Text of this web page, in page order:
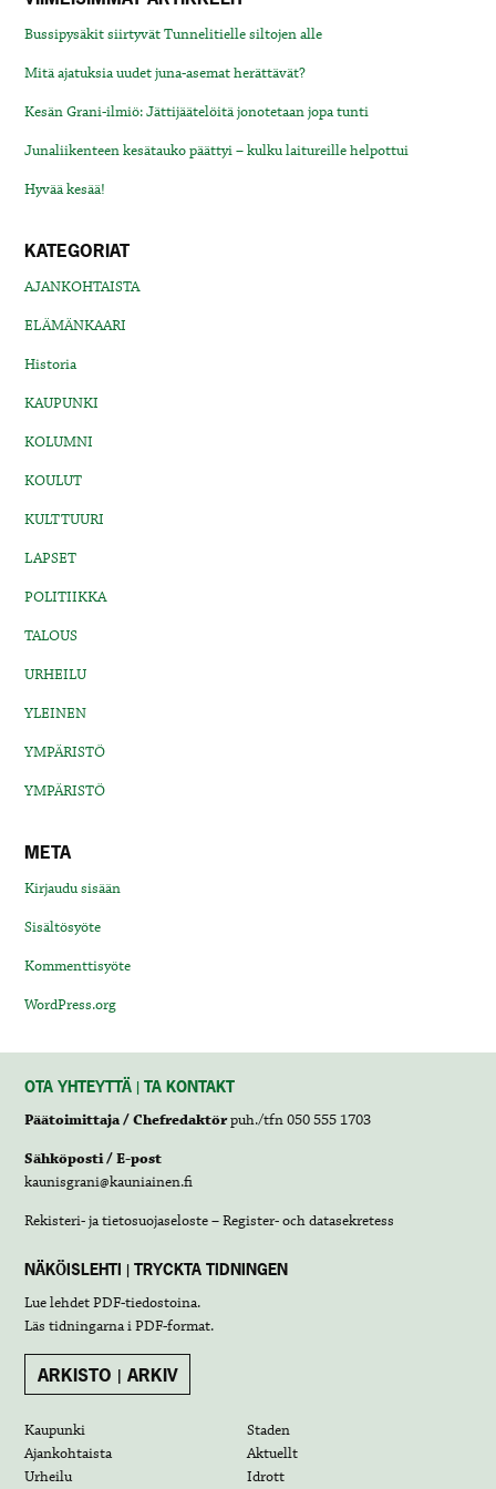
Bussipysäkit siirtyvät Tunnelitielle siltojen alle
Mitä ajatuksia uudet juna-asemat herättävät?
Kesän Grani-ilmiö: Jättijäätelöitä jonotetaan jopa tunti
Junaliikenteen kesätauko päättyi – kulku laitureille helpottui
Hyvää kesää!
KATEGORIAT
AJANKOHTAISTA
ELÄMÄNKAARI
Historia
KAUPUNKI
KOLUMNI
KOULUT
KULTTUURI
LAPSET
POLITIIKKA
TALOUS
URHEILU
YLEINEN
YMPÄRISTÖ
YMPÄRISTÖ
META
Kirjaudu sisään
Sisältösyöte
Kommenttisyöte
WordPress.org
OTA YHTEYTTÄ | TA KONTAKT
Päätoimittaja / Chefredaktörpuh./tfn 050 555 1703
Sähköposti / E-post
kaunisgrani@kauniainen.fi
Rekisteri- ja tietosuojaseloste – Register- och datasekretess
NÄKÖISLEHTI | TRYCKTA TIDNINGEN
Lue lehdetPDF-tiedostoina.
Läs tidningarna iPDF-format.
ARKISTO | ARKIV
Kaupunki
Staden
Ajankohtaista
Aktuellt
Urheilu
Idrott